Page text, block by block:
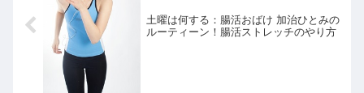
土曜は何する：腸活おばけ 加治ひとみの
ルーティーン！腸活ストレッチのやり方